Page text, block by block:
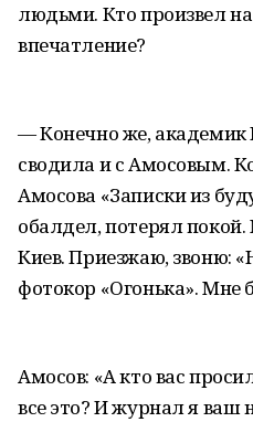
людьми. Кто произвел
впечатление?
— Конечно же, академик
сводила и с Амосовым.
Амосова «Записки из
обалдел, потерял
Киев. Приезжаю, звоню:
фотокор «Огонька». Мне
Амосов: «А кто вас
все это? И журнал я ваш